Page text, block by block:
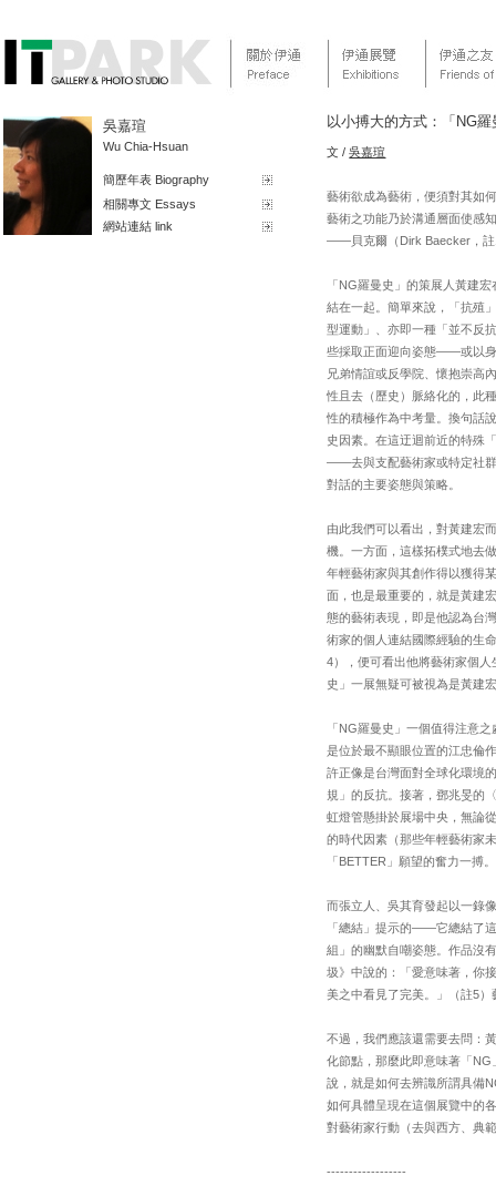
吳嘉瑄
Wu Chia-Hsuan
簡歷年表 Biography
相關專文 Essays
網站連結 link
以小搏大的方式：「NG
文 /吳嘉瑄
藝術欲成為藝術，便須對其如
藝術之功能乃於溝通層面使感
——貝克爾（Dirk Baecker，
「NG羅曼史」的策展人黃建
結在一起。簡單來說，「抗殖
型運動」、亦即一種「並不反
些採取正面迎向姿態——或以身
兄弟情誼或反學院、懷抱崇高
性且去（歷史）脈絡化的，此
性的積極作為中考量。換句話
史因素。在這迂迴前近的特殊
——去與支配藝術家或特定社群
對話的主要姿態與策略。
由此我們可以看出，對黃建宏
機。一方面，這樣拓樸式地去
年輕藝術家與其創作得以獲得
面，也是最重要的，就是黃建
態的藝術表現，即是他認為台
術家的個人連結國際經驗的生
4），便可看出他將藝術家個
史」一展無疑可被視為是黃建
「NG羅曼史」一個值得注意
是位於最不顯眼位置的江忠倫
許正像是台灣面對全球化環境
規」的反抗。接著，鄧兆旻的
虹燈管懸掛於展場中央，無論
的時代因素（那些年輕藝術家
「BETTER」願望的奮力一搏。
而張立人、吳其育發起以一錄
「總結」提示的——它總結了
組」的幽默自嘲姿態。作品沒
圾》中說的：「愛意味著，你
美之中看見了完美。」（註5
不過，我們應該還需要去問：
化節點，那麼此即意味著「
說，就是如何去辨識所謂具備
如何具體呈現在這個展覽中的
對藝術家行動（去與西方、典
------------------